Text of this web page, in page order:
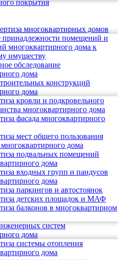
покрытия
многоквартирных домов
принадлежности помещений и
многоквартирного дома к
имуществу
обследование
дома
конструкций
дома
кровли и подкровельного
многоквартирного дома
фасада многоквартирного
мест общего пользования
дома
подвальных помещений
дома
входных групп и пандусов
дома
паркингов и автостоянок
детских площадок и МАФ
балконов в многоквартирном
систем
дома
системы отопления
дома